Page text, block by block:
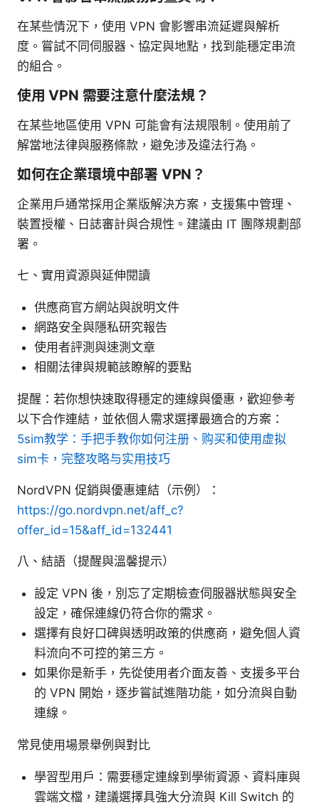
在某些情況下，使用 VPN 會影響串流延遲與解析
度。嘗試不同伺服器、協定與地點，找到能穩定串流
的組合。
使用 VPN 需要注意什麼法規？
在某些地區使用 VPN 可能會有法規限制。使用前了
解當地法律與服務條款，避免涉及違法行為。
如何在企業環境中部署 VPN？
企業用戶通常採用企業版解決方案，支援集中管理、
裝置授權、日誌審計與合規性。建議由 IT 團隊規劃部
署。
七、實用資源與延伸閱讀
供應商官方網站與說明文件
網路安全與隱私研究報告
使用者評測與速測文章
相關法律與規範該瞭解的要點
提醒：若你想快速取得穩定的連線與優惠，歡迎參考
以下合作連結，並依個人需求選擇最適合的方案：
5sim教学：手把手教你如何注册、购买和使用虚拟
sim卡，完整攻略与实用技巧
NordVPN 促銷與優惠連結（示例）：
https://go.nordvpn.net/aff_c?
offer_id=15&aff_id=132441
八、結語（提醒與溫馨提示）
設定 VPN 後，別忘了定期檢查伺服器狀態與安全
設定，確保連線仍符合你的需求。
選擇有良好口碑與透明政策的供應商，避免個人資
料流向不可控的第三方。
如果你是新手，先從使用者介面友善、支援多平台
的 VPN 開始，逐步嘗試進階功能，如分流與自動
連線。
常見使用場景舉例與對比
學習型用戶：需要穩定連線到學術資源、資料庫與
雲端文檔，建議選擇具強大分流與 Kill Switch 的